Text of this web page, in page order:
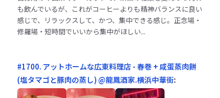
も飲んでいるが、これがコーヒーよりも精神バランスに良い
感じで、リラックスして、かつ、集中できる感じ。正念場・
修羅場・短時間でいいから集中がほしい...
#1700. アットホームな広東料理店 - 春巻 + 咸蛋蒸肉餅
(塩タマゴと豚肉の蒸し) @龍鳳酒家.横浜中華街: